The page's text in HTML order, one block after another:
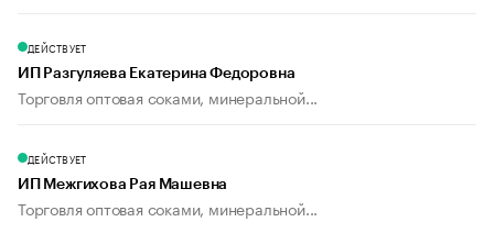
ДЕЙСТВУЕТ
ИП Разгуляева Екатерина Федоровна
Торговля оптовая соками, минеральной...
ДЕЙСТВУЕТ
ИП Межгихова Рая Машевна
Торговля оптовая соками, минеральной...